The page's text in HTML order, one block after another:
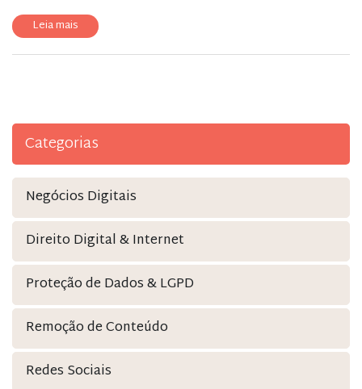
Leia mais
Categorias
Negócios Digitais
Direito Digital & Internet
Proteção de Dados & LGPD
Remoção de Conteúdo
Redes Sociais